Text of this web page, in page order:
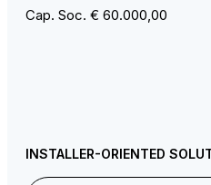
Cap. Soc. € 60.000,00
INSTALLER-ORIENTED